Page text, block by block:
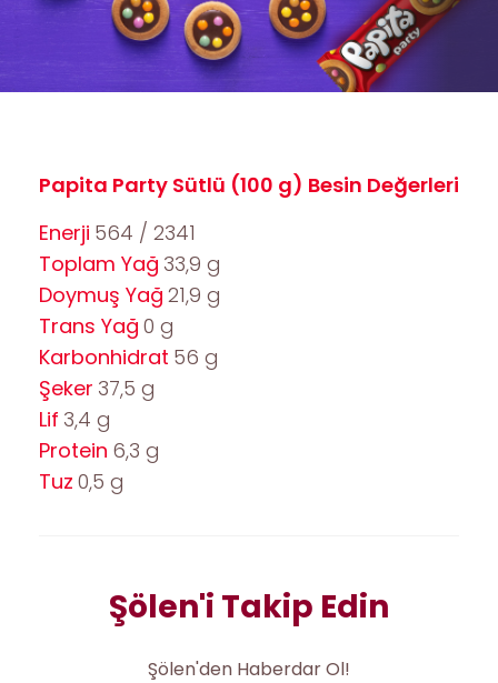
Papita Party Sütlü (100 g) Besin Değerleri
Enerji 564 / 2341
Toplam Yağ 33,9 g
Doymuş Yağ 21,9 g
Trans Yağ 0 g
Karbonhidrat 56 g
Şeker 37,5 g
Lif 3,4 g
Protein 6,3 g
Tuz 0,5 g
Şölen'i Takip Edin
Şölen'den Haberdar Ol!